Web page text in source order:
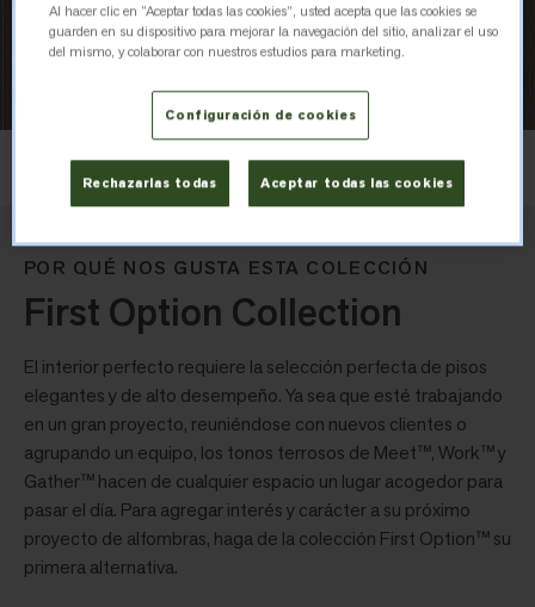
Brick
POR QUÉ NOS GUSTA ESTA COLECCIÓN
First Option Collection
El interior perfecto requiere la selección perfecta de pisos
elegantes y de alto desempeño. Ya sea que esté trabajando
en un gran proyecto, reuniéndose con nuevos clientes o
agrupando un equipo, los tonos terrosos de Meet™, Work™ y
Gather™ hacen de cualquier espacio un lugar acogedor para
pasar el día. Para agregar interés y carácter a su próximo
proyecto de alfombras, haga de la colección First Option™ su
primera alternativa.
Al hacer clic en “Aceptar todas las cookies”, usted acepta que las cookies se
guarden en su dispositivo para mejorar la navegación del sitio, analizar el uso
del mismo, y colaborar con nuestros estudios para marketing.
Configuración de cookies
Rechazarlas todas Aceptar todas las cookies